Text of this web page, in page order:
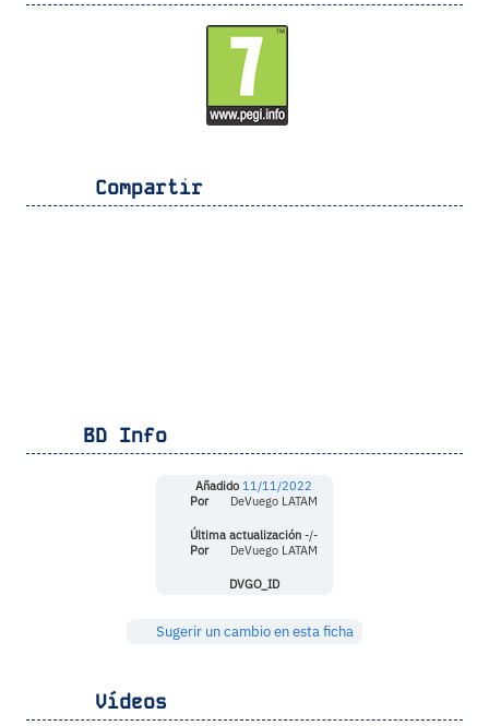
Compartir
BD Info
Añadido 11/11/2022
Por
DeVuego LATAM
Última actualización -/-
Por
DeVuego LATAM
DVGO_ID
Sugerir un cambio en esta ficha
Vídeos